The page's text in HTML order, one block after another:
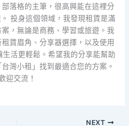
落格的主筆，很高興能在這裡分
投身這個領域，我發現租賃是滿
，無論是商務、學習或旅遊。我
賃眉角、分享器選擇，以及使用
活更輕鬆。希望我的分享能幫助
灣小租」找到最適合您的方案。
迎交流！
NEXT